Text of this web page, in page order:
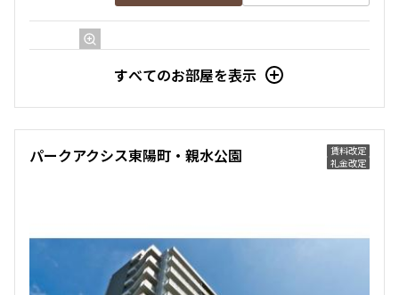
13階１３２０
129,000円15,000円
1.0ヶ月 1.0ヶ月
お問合せ
すべてのお部屋を表示
賃料改定
礼金改定
パークアクシス東陽町・親水公園